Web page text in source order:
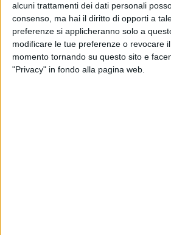
alcuni trattamenti dei dati personali
consenso, ma hai il diritto di opporti a
preferenze si applicheranno solo a
modificare le tue preferenze o revocare
momento tornando su questo sito e
"Privacy" in fondo alla pagina web.